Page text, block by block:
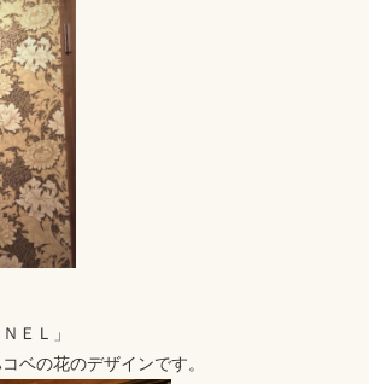
ＥＬ」
ベの花のデザインです。